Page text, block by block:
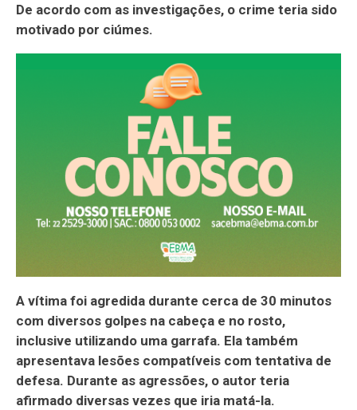
De acordo com as investigações, o crime teria sido
motivado por ciúmes.
A vítima foi agredida durante cerca de 30 minutos
com diversos golpes na cabeça e no rosto,
inclusive utilizando uma garrafa. Ela também
apresentava lesões compatíveis com tentativa de
defesa. Durante as agressões, o autor teria
afirmado diversas vezes que iria matá-la.